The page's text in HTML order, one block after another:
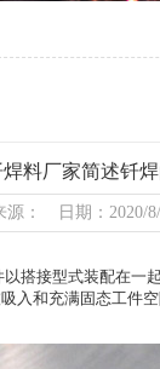
料厂家简述钎焊
： 日期：2020/
接型式装配在一
入和充满固态工件